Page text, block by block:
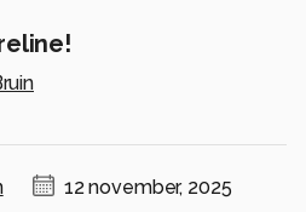
12 november, 2025